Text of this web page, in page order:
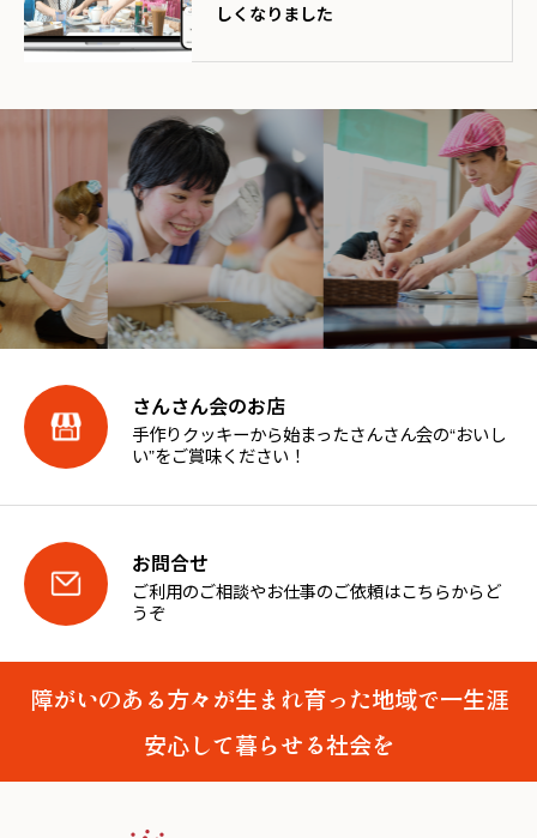
しくなりました
さんさん会のお店
手作りクッキーから始まったさんさん会の“おいし
い”をご賞味ください！
お問合せ
ご利用のご相談やお仕事のご依頼はこちらからど
うぞ
障がいのある方々が生まれ育った地域で一生涯
安心して暮らせる社会を